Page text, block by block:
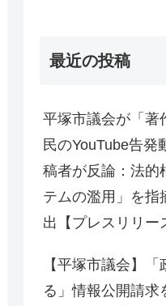
最近の投稿
平塚市議会が「著
民のYouTube告発
稿者が反論：法的
テムの濫用」を指
出【プレスリリー
【平塚市議会】
る」情報公開請求